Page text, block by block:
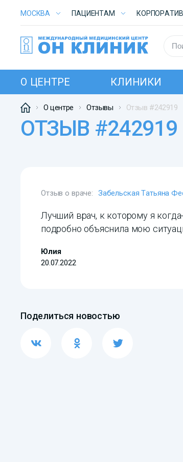
МОСКВА ПАЦИЕНТАМ
О ЦЕНТРЕ КЛИНИКИ
О центре Отзывы Отзыв #242919
ОТЗЫВ #242919
Отзыв о враче: Забельская Татьяна
Лучший врач, к которому я
подробно объяснила мою
Юлия
20.07.2022
Поделиться новостью